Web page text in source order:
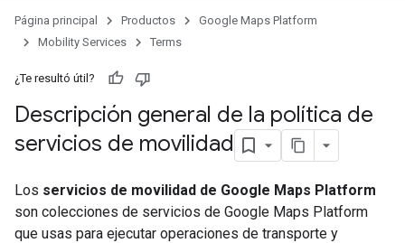
Página principal Productos
Google Maps Platform
Mobility Services
Terms
¿Te resultó útil?
Descripción general de la política de
servicios de movilidad
Los servicios de movilidad de Google Maps Platform
son colecciones de servicios de Google Maps Platform
que usas para ejecutar operaciones de transporte y